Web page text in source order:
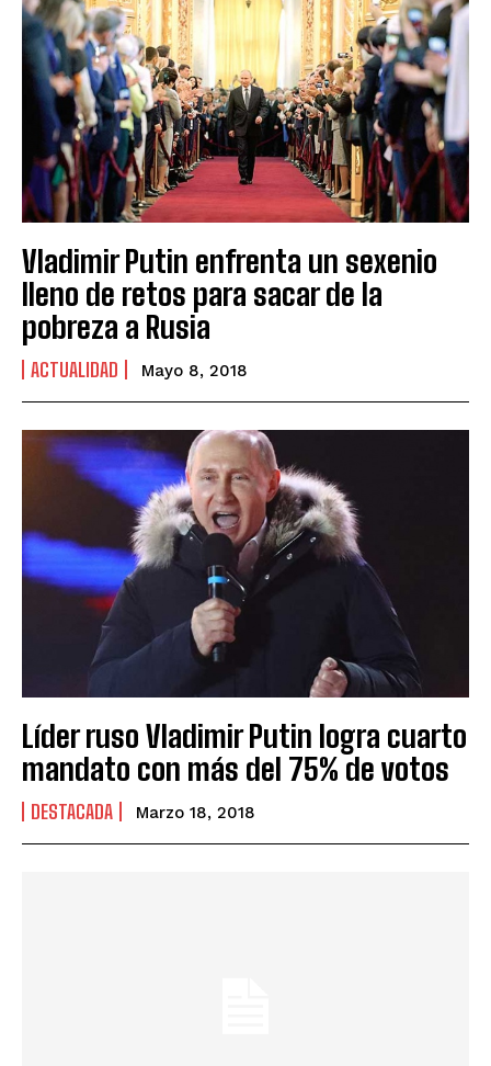
Vladimir Putin enfrenta un sexenio
lleno de retos para sacar de la
pobreza a Rusia
ACTUALIDAD Mayo 8, 2018
Líder ruso Vladimir Putin logra cuarto
mandato con más del 75% de votos
DESTACADA Marzo 18, 2018